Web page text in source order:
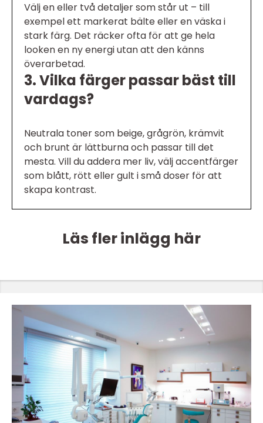
Välj en eller två detaljer som står ut – till
exempel ett markerat bälte eller en väska i
stark färg. Det räcker ofta för att ge hela
looken en ny energi utan att den känns
överarbetad.
3. Vilka färger passar bäst till
vardags?
Neutrala toner som beige, grågrön, krämvit
och brunt är lättburna och passar till det
mesta. Vill du addera mer liv, välj accentfärger
som blått, rött eller gult i små doser för att
skapa kontrast.
Läs fler inlägg här